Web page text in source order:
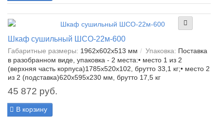
Шкаф сушильный ШСО-22м-600
Габаритные размеры: 1962х602х513 мм Упаковка: Поставка
в разобранном виде, упаковка - 2 места:• место 1 из 2
(верхняя часть корпуса)1785х520х102, брутто 33,1 кг;• место 2
из 2 (подставка)620х595х230 мм, брутто 17,5 кг
45 872 руб.
В корзину